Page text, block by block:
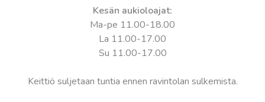
Kesän aukioloajat:
Ma-pe 11.00-18.00
La 11.00-17.00
Su 11.00-17.00
Keittiö suljetaan tuntia ennen ravintolan sulkemista.